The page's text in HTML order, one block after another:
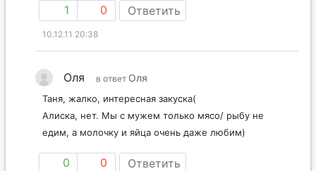
1 0 Ответить
10.12.11 20:38
Оля в ответ Оля
Таня, жалко, интересная закуска(
Алиска, нет. Мы с мужем только мясо/ рыбу не
едим, а молочку и яйца очень даже любим)
0 0 Ответить